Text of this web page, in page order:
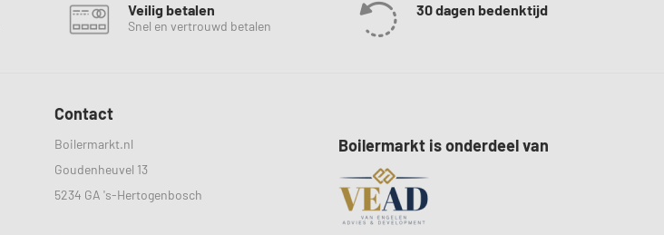
Veilig betalen
Snel en vertrouwd betalen
30 dagen bedenktijd
Contact
Boilermarkt.nl
Goudenheuvel 13
5234 GA 's-Hertogenbosch
Boilermarkt is onderdeel van